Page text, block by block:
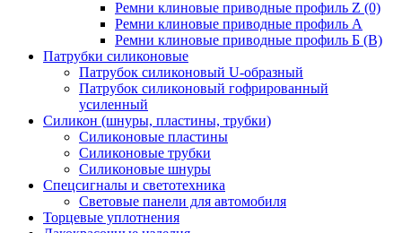
Ремни клиновые приводные профиль Z (0)
Ремни клиновые приводные профиль А
Ремни клиновые приводные профиль Б (B)
Патрубки силиконовые
Патрубок силиконовый U-образный
Патрубок силиконовый гофрированный
усиленный
Силикон (шнуры, пластины, трубки)
Силиконовые пластины
Силиконовые трубки
Силиконовые шнуры
Спецсигналы и светотехника
Световые панели для автомобиля
Торцевые уплотнения